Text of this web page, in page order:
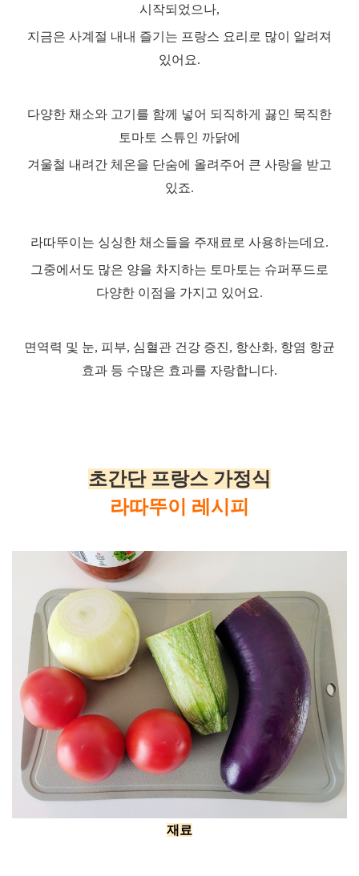
시작되었으나,
지금은 사계절 내내 즐기는 프랑스 요리로 많이 알려져
있어요.
다양한 채소와 고기를 함께 넣어 되직하게 끓인 묵직한
토마토 스튜인 까닭에
겨울철 내려간 체온을 단숨에 올려주어 큰 사랑을 받고
있죠.
라따뚜이는 싱싱한 채소들을 주재료로 사용하는데요.
그중에서도 많은 양을 차지하는 토마토는 슈퍼푸드로
다양한 이점을 가지고 있어요.
면역력 및 눈, 피부, 심혈관 건강 증진, 항산화, 항염 항균
효과 등 수많은 효과를 자랑합니다.
초간단 프랑스 가정식
라따뚜이
레시피
재료